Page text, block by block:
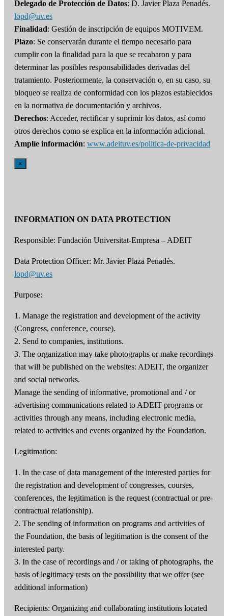
Delegado de Protección de Datos: D. Javier Plaza Penadés.
lopd@uv.es
Finalidad: Gestión de inscripción de equipos MOTIVEM.
Plazo: Se conservarán durante el tiempo necesario para
cumplir con la finalidad para la que se recabaron y para
determinar las posibles responsabilidades derivadas del
tratamiento. Posteriormente, la conservación o, en su caso, su
bloqueo se realiza de conformidad con los plazos establecidos
en la normativa de documentación y archivos.
Derechos: Acceder, rectificar y suprimir los datos, así como
otros derechos como se explica en la información adicional.
Amplíe información: www.adeituv.es/politica-de-privacidad
×
INFORMATION ON DATA PROTECTION
Responsible: Fundación Universitat-Empresa – ADEIT
Data Protection Officer: Mr. Javier Plaza Penadés.
lopd@uv.es
Purpose:
1. Manage the registration and development of the activity
(Congress, conference, course).
2. Send to companies, institutions.
3. The organization may take photographs or make recordings
that will be published on the websites: ADEIT, the organizer
and social networks.
Manage the sending of informative, promotional and / or
advertising communications related to ADEIT programs or
activities through any means, including electronic media,
related to activities and events organized by the Foundation.
Legitimation:
1. In the case of data management of the interested parties for
the registration and development of congresses, courses,
conferences, the legitimation is the request (contractual or pre-
contractual relationship).
2. The sending of information on programs and activities of
the Foundation, the basis of legitimation is the consent of the
interested party.
3. In the case of recordings and / or taking of photographs, the
basis of legitimacy rests on the possibility that we offer (see
additional information)
Recipients: Organizing and collaborating institutions located